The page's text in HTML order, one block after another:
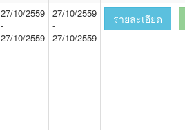
27/10/2559
-
27/10/2559
27/10/2559
-
27/10/2559
รายละเอียด